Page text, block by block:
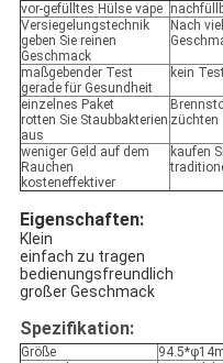
vor-gefülltes Hülse vape
Versiegelungstechnik
geben Sie reinen
Geschmack
Nach
maßgebender Test
gerade für Gesundheit
kein
einzelnes Paket
rotten Sie Staubbakterien
aus
züchten
weniger Geld auf dem
Rauchen
kosteneffektiver
kaufen
Eigenschaften:
Klein
einfach zu tragen
bedienungsfreundlich
großer Geschmack
Spezifikation:
Größe